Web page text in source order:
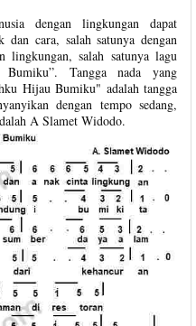
dengan lingkungan dapat
dan cara, salah satunya dengan
lingkungan, salah satunya lagu
Tangga nada yang
Hijau Bumiku" adalah tangga
dengan tempo sedang,
A Slamet Widodo.